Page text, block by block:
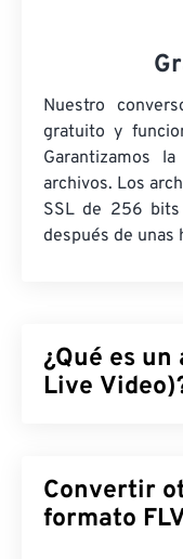
Nuestro
gratuito y
Garantizamos
archivos. Los
SSL de 256
después de unas
¿Qué es
Live
ofrece contenido
sincronizado,
Convertir
formato